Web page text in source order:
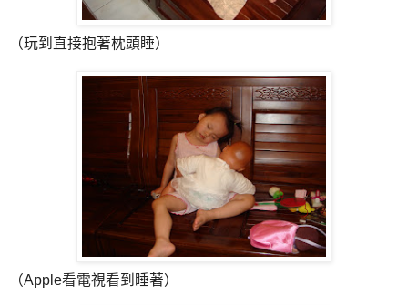
（玩到直接抱著枕頭睡）
（Apple看電視看到睡著）